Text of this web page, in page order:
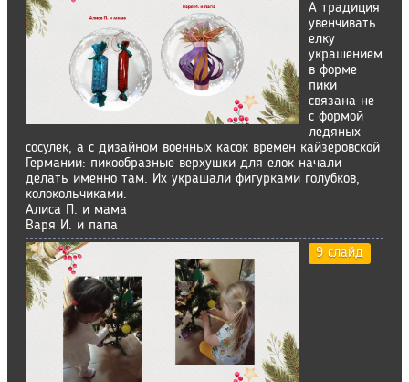
А традиция
увенчивать
елку
украшением
в форме
пики
связана не
с формой
ледяных
сосулек, а с дизайном военных касок времен кайзеровской
Германии: пикообразные верхушки для елок начали
делать именно там. Их украшали фигурками голубков,
колокольчиками.
Алиса П. и мама
Варя И. и папа
9 слайд